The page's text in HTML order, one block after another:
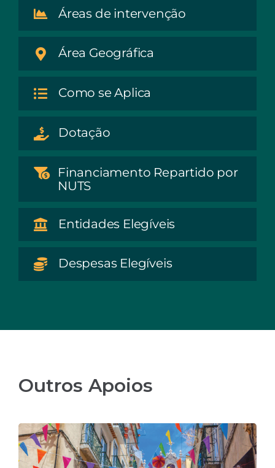
Áreas de intervenção
Área Geográfica
Como se Aplica
Dotação
Financiamento Repartido por
NUTS
Entidades Elegíveis
Despesas Elegíveis
Outros Apoios